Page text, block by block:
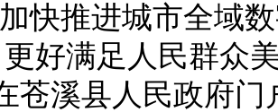
快推进城市全域
好满足人民群众
苍溪县人民政府